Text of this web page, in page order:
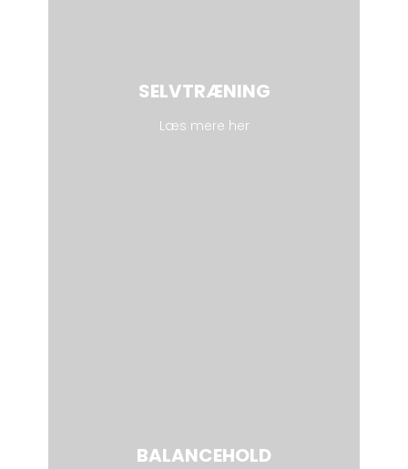
SELVTRÆNING
Læs mere her
BALANCEHOLD